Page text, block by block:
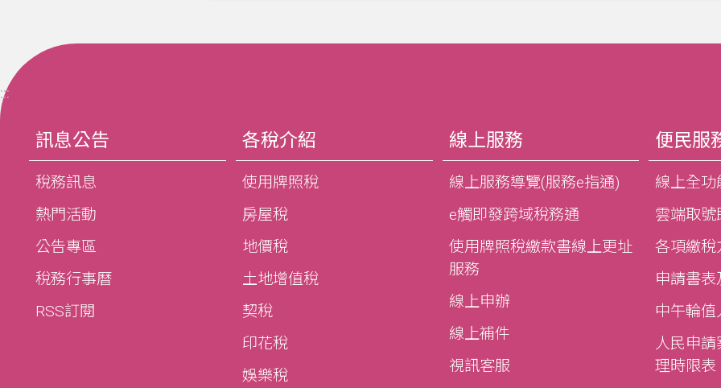
:::
訊息公告
稅務訊息
熱門活動
公告專區
稅務行事曆
RSS訂閱
各稅介紹
使用牌照稅
房屋稅
地價稅
土地增值稅
契稅
印花稅
娛樂稅
線上服務
線上服務導覽(服務e指通)
e觸即發跨域稅務通
使用牌照稅繳款書線上更址
服務
線上申辦
線上補件
視訊客服
便民服
線上全
雲端取號
各項繳稅
申請書
中午輪
人民申
理時限表